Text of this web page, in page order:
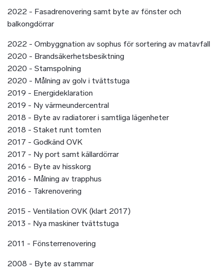
2022 - Fasadrenovering samt byte av fönster och
balkongdörrar
2022 - Ombyggnation av sophus för sortering av matavfall
2020 - Brandsäkerhetsbesiktning
2020 - Stamspolning
2020 - Målning av golv i tvättstuga
2019 - Energideklaration
2019 - Ny värmeundercentral
2018 - Byte av radiatorer i samtliga lägenheter
2018 - Staket runt tomten
2017 - Godkänd OVK
2017 - Ny port samt källardörrar
2016 - Byte av hisskorg
2016 - Målning av trapphus
2016 - Takrenovering
2015 - Ventilation OVK (klart 2017)
2013 - Nya maskiner tvättstuga
2011 - Fönsterrenovering
2008 - Byte av stammar